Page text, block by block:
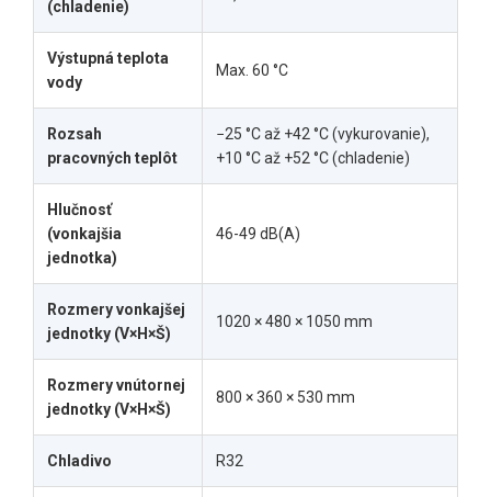
(chladenie)
Výstupná teplota
vody
Max. 60 °C
Rozsah
pracovných teplôt
−25 °C až +42 °C (vykurovanie),
+10 °C až +52 °C (chladenie)
Hlučnosť
(vonkajšia
jednotka)
46-49 dB(A)
Rozmery vonkajšej
jednotky (V×H×Š)
1020 × 480 × 1050 mm
Rozmery vnútornej
jednotky (V×H×Š)
800 × 360 × 530 mm
Chladivo R32